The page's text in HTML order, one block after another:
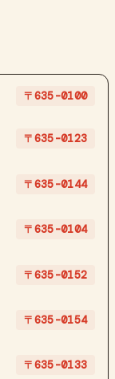
〒635-0100
〒635-0123
〒635-0144
〒635-0104
〒635-0152
〒635-0154
〒635-0133